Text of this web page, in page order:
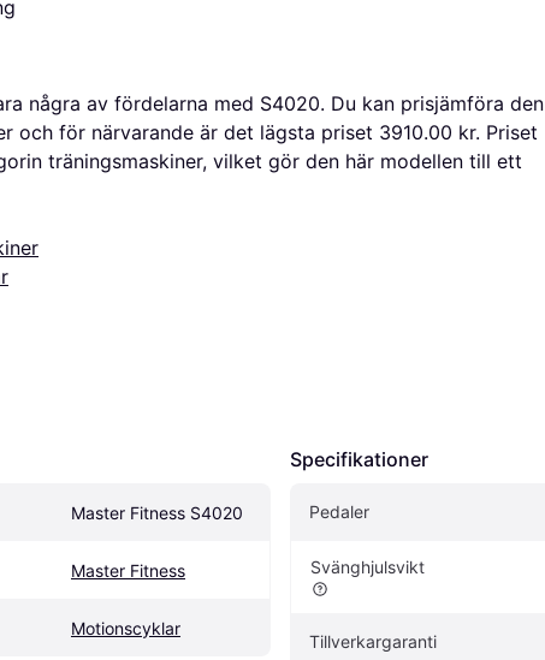
några av fördelarna med S4020. Du kan prisjämföra den
och för närvarande är det lägsta priset 3910.00 kr. Priset
träningsmaskiner, vilket gör den här modellen till ett
Master Fitness S4020
Master Fitness
Motionscyklar
Specifikationer
Pedaler
Svänghjulsvikt
Tillverkargaranti